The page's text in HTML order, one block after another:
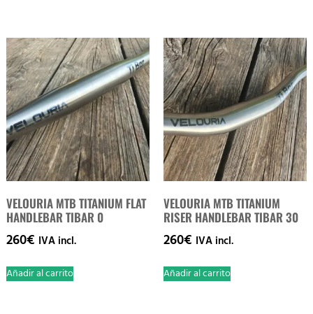
VELOURIA MTB TITANIUM FLAT
HANDLEBAR TIBAR 0
260€ IVA incl.
Añadir al carrito
VELOURIA MTB TITANIUM
RISER HANDLEBAR TIBAR 30
260€ IVA incl.
Añadir al carrito